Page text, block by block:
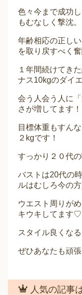
色々今まで成功
もむなしく撃沈。
年齢相応の正し
を取り戻すべく奮
１年間続けてき
ナス10kgのダイ
会う人会う人に
さが増してます
目標体重もすん
２kgです！
すっかり２０代
バストは20代の
ルはむしろ今の
ウエスト周りが
キウキしてます♡
スタイル良くな
ぜひあなたも頑張
人気の記事